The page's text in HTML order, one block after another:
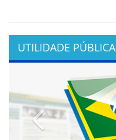
UTILIDADE PÚBLICA
Previous